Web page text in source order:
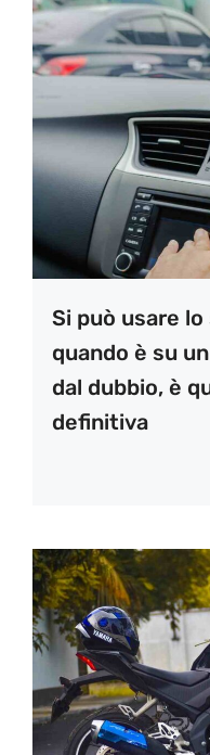
Si può usare
quando è su
dal dubbio, è
definitiva